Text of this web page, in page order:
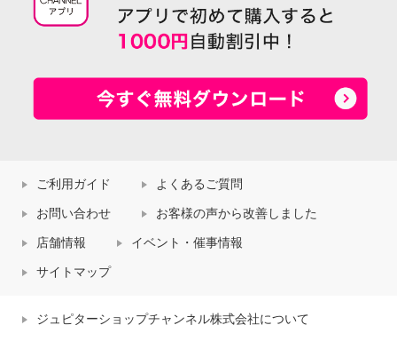
ご利用ガイド よくあるご質問
お問い合わせ お客様の声から改善しました
店舗情報 イベント・催事情報
サイトマップ
ジュピターショップチャンネル株式会社について